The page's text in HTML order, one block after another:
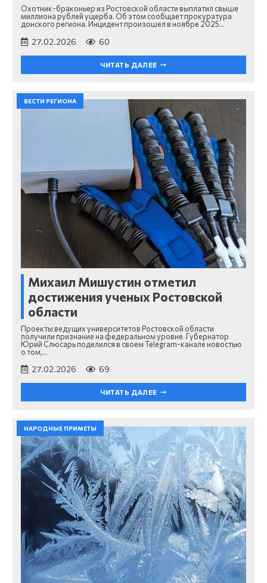
Охотник-браконьер из Ростовской области выплатил свыше
миллиона рублей ущерба. Об этом сообщает прокуратура
донского региона. Инцидент произошел в ноябре 2025…
27.02.2026 60
ЧИТАТЬ ДАЛЕЕ
ВЕСТИ РЕГИОНА
Михаил Мишустин отметил
достижения ученых Ростовской
области
Проекты ведущих университетов Ростовской области
получили признание на федеральном уровне. Губернатор
Юрий Слюсарь поделился в своем Telegram-канале новостью
о том,…
27.02.2026 69
ЧИТАТЬ ДАЛЕЕ
НАРОДНЫЕ ПРИМЕТЫ